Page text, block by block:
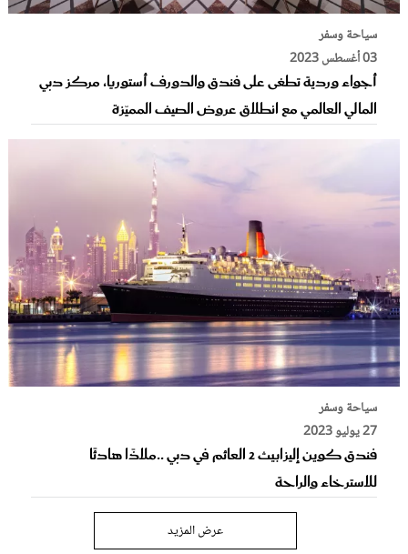
سياحة وسفر
03 أغسطس 2023
أجواء وردية تطغى على فندق والدورف أستوريا، مركز دبي
المالي العالمي مع انطلاق عروض الصيف المميّزة
سياحة وسفر
27 يوليو 2023
فندق كوين إليزابيث 2 العائم في دبي ..ملاذًا هادئًا
للاسترخاء والراحة
عرض المزيد